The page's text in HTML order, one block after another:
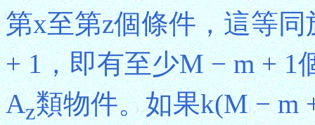
第x至第z個條件，這等同
+ 1，即有至少M − m + 1
Az類物件。如果k(M − m